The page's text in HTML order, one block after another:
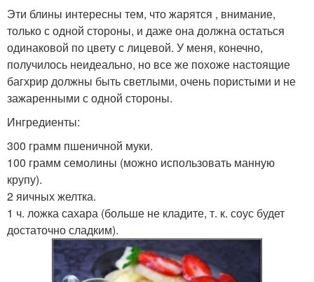
Эти блины интересны тем, что жарятся , внимание,
только с одной стороны, и даже она должна остаться
одинаковой по цвету с лицевой. У меня, конечно,
получилось неидеально, но все же похоже настоящие
багхрир должны быть светлыми, очень пористыми и не
зажаренными с одной стороны.
Ингредиенты:
300 грамм пшеничной муки.
100 грамм семолины (можно использовать манную
крупу).
2 яичных желтка.
1 ч. ложка сахара (больше не кладите, т. к. соус будет
достаточно сладким).